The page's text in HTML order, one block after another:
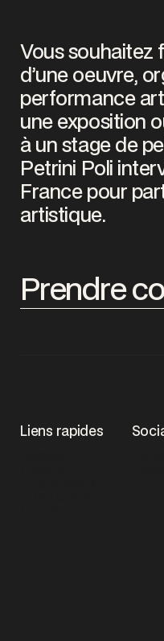
Vous souhaitez
d’une oeuvre,
performance
une exposition
à un stage de
Petrini Poli
France pour
artistique.
Prendre
Liens rapides